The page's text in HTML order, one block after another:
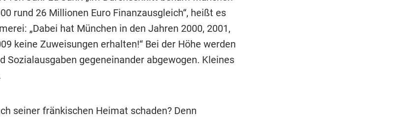
rund 26 Millionen Euro Finanzausgleich“, heißt es
„Dabei hat München in den Jahren 2000, 2001,
keine Zuweisungen erhalten!“ Bei der Höhe werden
Sozialausgaben gegeneinander abgewogen. Kleines
seiner fränkischen Heimat schaden? Denn